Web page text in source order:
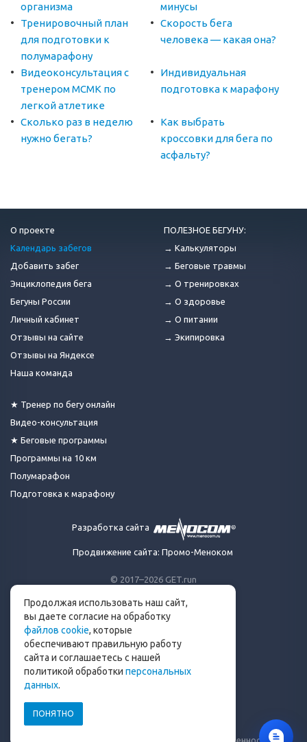
организма
минусы
Тренировочный план
для подготовки к
полумарафону
Скорость бега
человека — какая она?
Видеоконсультация с
тренером МСМК по
легкой атлетике
Индивидуальная
подготовка к марафону
Сколько раз в неделю
нужно бегать?
Как выбрать
кроссовки для бега по
асфальту?
© 2017–2026 GET.run
Сделано с ❤ бегунами
для бегунов
Телеграм-канал Get.run
Беговой чат в Телеграм
info@get.run
Уведомление о рисках и ограничение ответственности
О проекте
Календарь забегов
Добавить забег
Энциклопедия бега
Бегуны России
Личный кабинет
Отзывы на сайте
Отзывы на Яндексе
Наша команда
★ Тренер по бегу онлайн
Видео-консультация
★ Беговые программы
Программы на 10 км
Полумарафон
Подготовка к марафону
ПОЛЕЗНОЕ БЕГУНУ:
→ Калькуляторы
→ Беговые травмы
→ О тренировках
→ О здоровье
→ О питании
→ Экипировка
Разработка сайта
Продвижение сайта: Промо-Меноком
Продолжая использовать наш сайт,
вы даете согласие на обработку
файлов cookie, которые
обеспечивают правильную работу
сайта и соглашаетесь с нашей
политикой обработки персональных
данных.
ПОНЯТНО